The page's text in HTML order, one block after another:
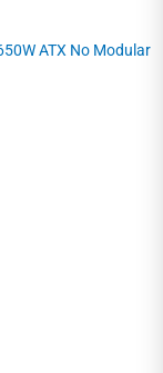
ATX No Modular